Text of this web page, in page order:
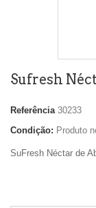
Sufresh
Referência 30233
Condição: Produto
SuFresh Néctar de